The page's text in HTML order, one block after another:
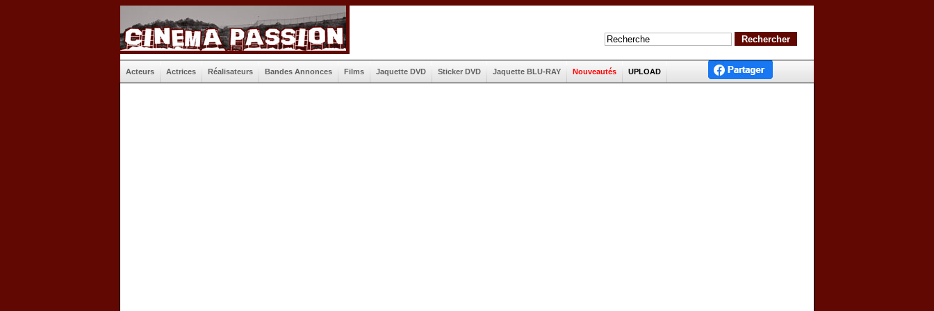
Acteurs Actrices Réalisateurs Bandes Annonces Films Jaquette DVD Sticker DVD Jaquette BLU-RAY Nouveautés UPLOAD